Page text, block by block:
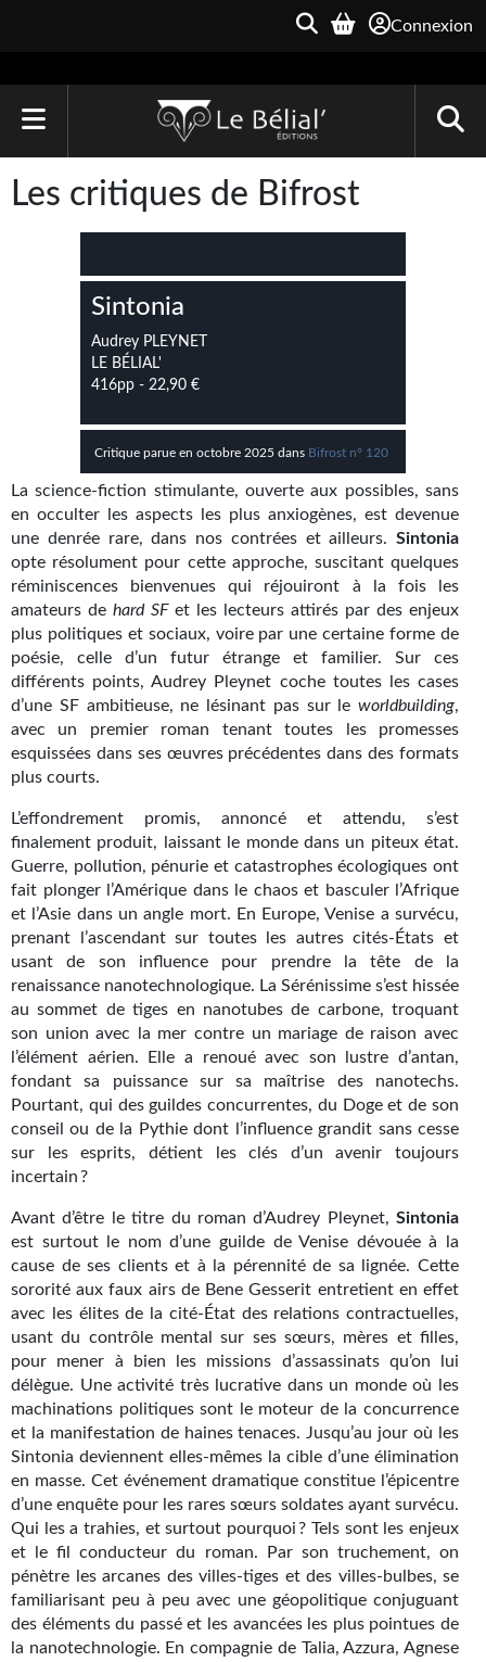
Connexion
Le Bélial'
Une Heure-Lumière
Archive du Futur
Quarante-Deux
Kvasar
Pulps
Wotan
Étoiles vives
Yellow Submarine
NUMÉRIQUE
Romans et recueils
Une Heure-Lumière
Nouvelles
Bifrost
Livres audio
Gratuit
Sans DRM
BIFROST
Tous les numéros
En numérique
S'abonner
Les critiques
Le blog
Le prix des lecteurs
GOODIES
Goodies Gotland
Tirages d’art Une Heure-Lumière
PLUS
À paraître
Revue de presse
Les critiques de Bifrost
Sintonia
Audrey PLEYNET
LE BÉLIAL'
416pp - 22,90 €
Critique parue en octobre 2025 dans Bifrost n° 120
La science-fiction stimulante, ouverte aux possibles, sans
en occulter les aspects les plus anxiogènes, est devenue
une denrée rare, dans nos contrées et ailleurs. Sintonia
opte résolument pour cette approche, suscitant quelques
réminiscences bienvenues qui réjouiront à la fois les
amateurs de hard SFet les lecteurs attirés par des enjeux
plus politiques et sociaux, voire par une certaine forme de
poésie, celle d’un futur étrange et familier. Sur ces
différents points, Audrey Pleynet coche toutes les cases
d’une SF ambitieuse, ne lésinant pas sur le worldbuilding,
avec un premier roman tenant toutes les promesses
esquissées dans ses œuvres précédentes dans des formats
plus courts.
L’effondrement promis, annoncé et attendu, s’est
finalement produit, laissant le monde dans un piteux état.
Guerre, pollution, pénurie et catastrophes écologiques ont
fait plonger l’Amérique dans le chaos et basculer l’Afrique
et l’Asie dans un angle mort. En Europe, Venise a survécu,
prenant l’ascendant sur toutes les autres cités-États et
usant de son influence pour prendre la tête de la
renaissance nanotechnologique. La Sérénissime s’est hissée
au sommet de tiges en nanotubes de carbone, troquant
son union avec la mer contre un mariage de raison avec
l’élément aérien. Elle a renoué avec son lustre d’antan,
fondant sa puissance sur sa maîtrise des nanotechs.
Pourtant, qui des guildes concurrentes, du Doge et de son
conseil ou de la Pythie dont l’influence grandit sans cesse
sur les esprits, détient les clés d’un avenir toujours
incertain ?
Avant d’être le titre du roman d’Audrey Pleynet, Sintonia
est surtout le nom d’une guilde de Venise dévouée à la
cause de ses clients et à la pérennité de sa lignée. Cette
sororité aux faux airs de Bene Gesserit entretient en effet
avec les élites de la cité-État des relations contractuelles,
usant du contrôle mental sur ses sœurs, mères et filles,
pour mener à bien les missions d’assassinats qu’on lui
délègue. Une activité très lucrative dans un monde où les
machinations politiques sont le moteur de la concurrence
et la manifestation de haines tenaces. Jusqu’au jour où les
Sintonia deviennent elles-mêmes la cible d’une élimination
en masse. Cet événement dramatique constitue l’épicentre
d’une enquête pour les rares sœurs soldates ayant survécu.
Qui les a trahies, et surtout pourquoi ? Tels sont les enjeux
et le fil conducteur du roman. Par son truchement, on
pénètre les arcanes des villes-tiges et des villes-bulbes, se
familiarisant peu à peu avec une géopolitique conjuguant
des éléments du passé et les avancées les plus pointues de
la nanotechnologie. En compagnie de Talia, Azzura, Agnese